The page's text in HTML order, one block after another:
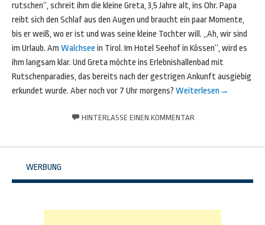
rutschen“, schreit ihm die kleine Greta, 3,5 Jahre alt, ins Ohr. Papa
reibt sich den Schlaf aus den Augen und braucht ein paar Momente,
bis er weiß, wo er ist und was seine kleine Tochter will. „Ah, wir sind
im Urlaub. Am Walchsee in Tirol. Im Hotel Seehof in Kössen“, wird es
ihm langsam klar. Und Greta möchte ins Erlebnishallenbad mit
Rutschenparadies, das bereits nach der gestrigen Ankunft ausgiebig
erkundet wurde. Aber noch vor 7 Uhr morgens? Weiterlesen →
HINTERLASSE EINEN KOMMENTAR
WERBUNG